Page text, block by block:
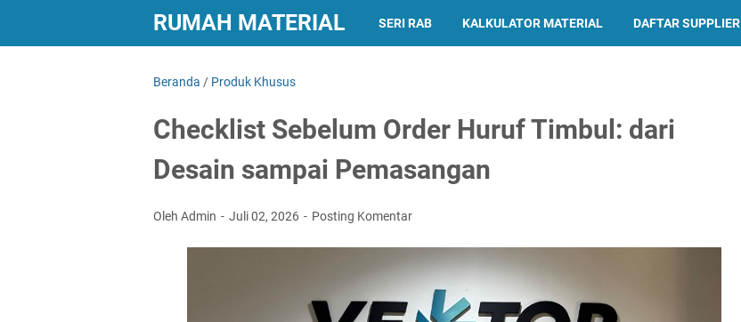
RUMAH MATERIAL SERI RAB KALKULATOR MATERIAL DAFTAR SUPPLIER
Beranda / Produk Khusus
Checklist Sebelum Order Huruf Timbul: dari
Desain sampai Pemasangan
Oleh Admin Juli 02, 2026 Posting Komentar